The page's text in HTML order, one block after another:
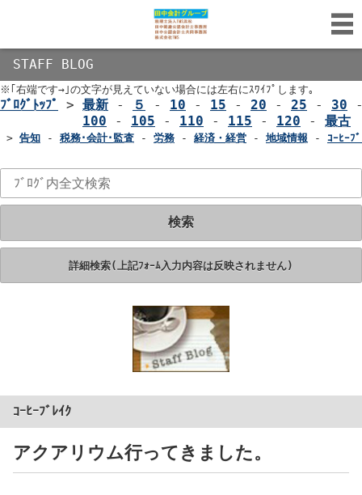
STAFF BLOG
※｢右端です→｣の文字が見えていない場合には左右にｽﾜｲﾌﾟします｡
ﾌﾞﾛｸﾞﾄｯﾌﾟ > 最新 - ５ - 10 - 15 - 20 - 25 - 30
100 - 105 - 110 - 115 - 120 - 最古
> 告知 - 税務･会計･監査 - 労務 - 経済・経営 - 地域情報 - ｺｰﾋｰﾌ
検索
詳細検索(上記ﾌｫｰﾑ入力内容は反映されません)
ｺｰﾋｰﾌﾞﾚｲｸ
アクアリウム行ってきました。